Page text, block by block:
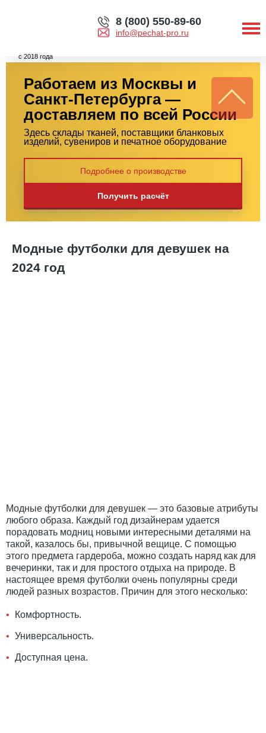
с 2018 года
info@pechat-pro.ru
8 (800) 550-89-60
Работаем из Москвы и
Санкт-Петербурга —
доставляем по всей России
Здесь склады тканей, поставщики бланковых
изделий, сувениров и печатное оборудование
Подробнее о производстве
Получить расчёт
Модные футболки для девушек на
2024 год
Модные футболки для девушек — это базовые атрибуты
любого образа. Каждый год дизайнерам удается
порадовать модниц новыми интересными деталями на
такой, казалось бы, привычной вещице. С помощью
этого предмета гардероба, можно создать наряд как для
вечеринки, так и для простого отдыха на природе. В
настоящее время футболки очень популярны среди
людей разных возрастов. Причин для этого несколько:
Комфортность.
Универсальность.
Доступная цена.